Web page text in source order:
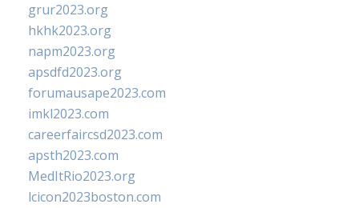
grur2023.org
hkhk2023.org
napm2023.org
apsdfd2023.org
forumausape2023.com
imkl2023.com
careerfaircsd2023.com
apsth2023.com
MedItRio2023.org
lcicon2023boston.com